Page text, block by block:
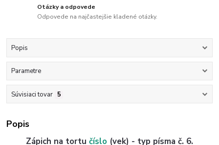
Otázky a odpovede
Odpovede na najčastejšie kladené otázky.
Popis
Parametre
Súvisiaci tovar 5
Popis
Zápich na tortu číslo (vek) - typ písma č. 6.